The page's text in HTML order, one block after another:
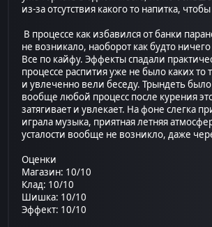
из-за отсутствия какого то напитка,
В процессе как избавился от банки
не возникало, наоборот как будто
Все по кайфу. Эффекты спадали
процессе распития уже не было каких то
и увлеченно вели беседу. Трындеть
вообще любой процесс после курения
затягивает и увлекает. На фоне слегка
играла музыка, приятная летняя
усталости вообще не возникло, даже
Оценки
Магазин: 10/10
Клад: 10/10
Шишка: 10/10
Эффект: 10/10